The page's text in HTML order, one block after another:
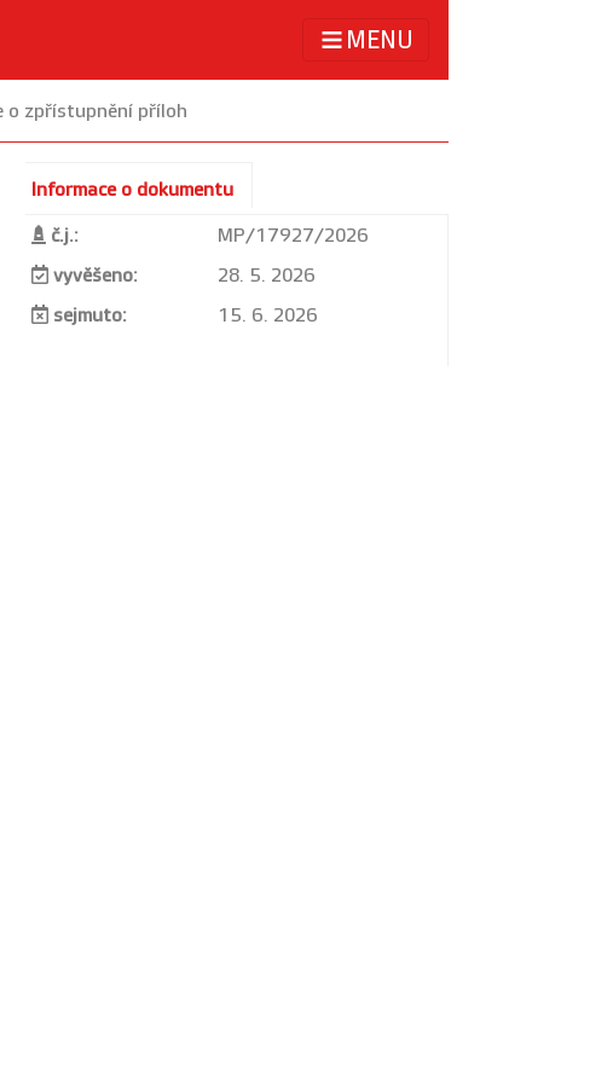
MENU
o zpřístupnění příloh
Informace o dokumentu
č.j.:
MP/17927/2026
vyvěšeno:
28. 5. 2026
sejmuto:
15. 6. 2026